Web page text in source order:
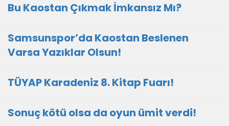
Bu Kaostan Çıkmak İmkansız Mı?
Samsunspor’da Kaostan Beslenen
Varsa Yazıklar Olsun!
TÜYAP Karadeniz 8. Kitap Fuarı!
Sonuç kötü olsa da oyun ümit verdi!